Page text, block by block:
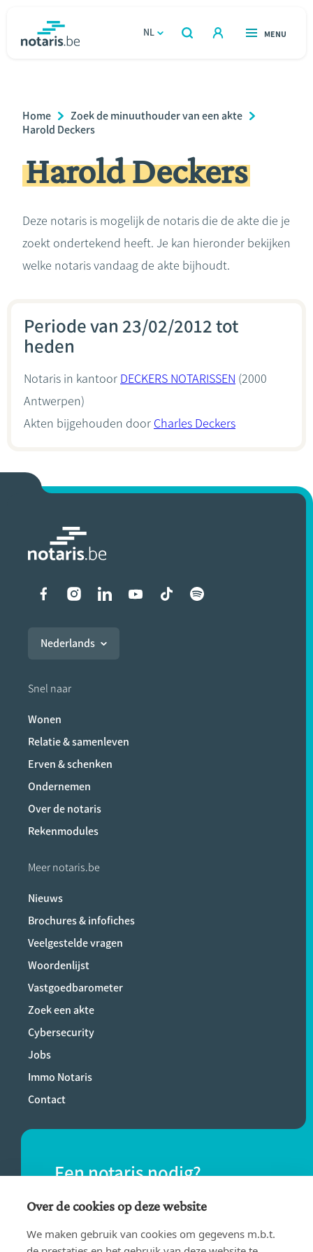
gaan
NL
OPEN
ZOEKEN
OPEN
MENU
Relatie & samenleven
Erven & schenken
Over de notaris
Breadcrumb
Home
Zoek de minuuthouder van een akte
Harold Deckers
Harold Deckers
Deze notaris is mogelijk de notaris die de akte die je
zoekt ondertekend heeft. Je kan hieronder bekijken
welke notaris vandaag de akte bijhoudt.
Periode van 23/02/2012 tot
heden
Notaris in kantoor DECKERS NOTARISSEN (2000
Antwerpen)
Akten bijgehouden door Charles Deckers
Liens vers les réseaux
Nederlands
Snel naar
Wonen
Relatie & samenleven
Erven & schenken
Ondernemen
Over de notaris
Rekenmodules
Meer notaris.be
Nieuws
Brochures & infofiches
Veelgestelde vragen
Woordenlijst
Vastgoedbarometer
Zoek een akte
Cybersecurity
Jobs
Immo Notaris
Contact
Een notaris nodig?
Vind eenvoudig een notaris bij jou in de
buurt.
Over de cookies op deze website
We maken gebruik van cookies om gegevens m.b.t.